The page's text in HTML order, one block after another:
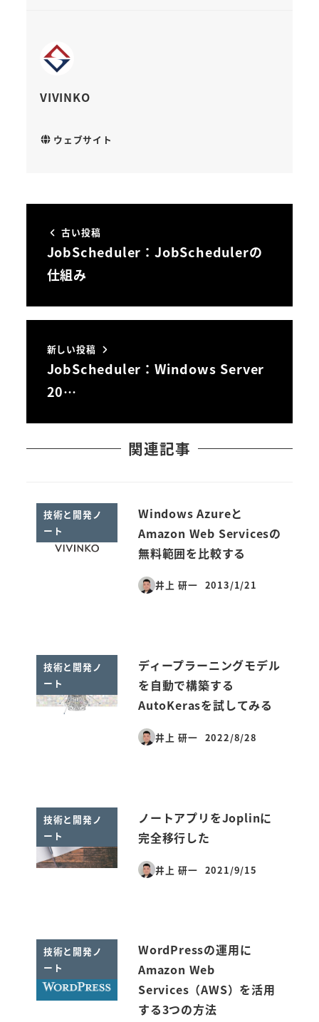
VIVINKO
ウェブサイト
古い投稿
JobScheduler：JobSchedulerの
仕組み
新しい投稿
JobScheduler：Windows Server
20…
関連記事
技術と開発ノ
ート
Windows Azureと
Amazon Web Servicesの
無料範囲を比較する
井上 研一
投稿日
2013/1/21
技術と開発ノ
ート
ディープラーニングモデル
を自動で構築する
AutoKerasを試してみる
井上 研一
投稿日
2022/8/28
技術と開発ノ
ート
ノートアプリをJoplinに
完全移行した
井上 研一
投稿日
2021/9/15
技術と開発ノ
ート
WordPressの運用に
Amazon Web
Services（AWS）を活用
する3つの方法